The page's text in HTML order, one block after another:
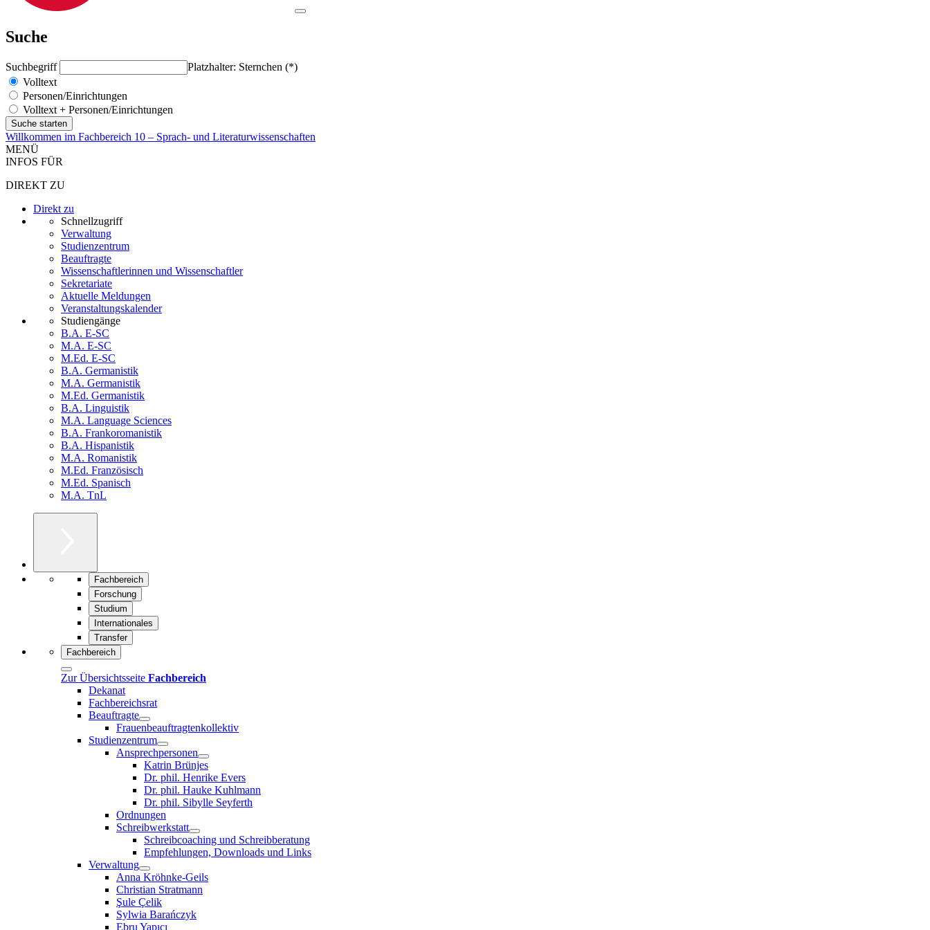
Suche
Suchbegriff
Platzhalter: Sternchen (*)
Volltext
Personen/Einrichtungen
Volltext + Personen/Einrichtungen
Willkommen im Fachbereich 10 – Sprach- und Literaturwissenschaften
MENÜ
INFOS FÜR
DIREKT ZU
Direkt zu
Schnellzugriff
Verwaltung
Studienzentrum
Beauftragte
Wissenschaftlerinnen und Wissenschaftler
Sekretariate
Aktuelle Meldungen
Veranstaltungskalender
Studiengänge
B.A. E-SC
M.A. E-SC
M.Ed. E-SC
B.A. Germanistik
M.A. Germanistik
M.Ed. Germanistik
B.A. Linguistik
M.A. Language Sciences
B.A. Frankoromanistik
B.A. Hispanistik
M.A. Romanistik
M.Ed. Französisch
M.Ed. Spanisch
M.A. TnL
Fachbereich
Forschung
Studium
Internationales
Transfer
Fachbereich
Zur Übersichtsseite Fachbereich
Dekanat
Fachbereichsrat
Beauftragte
Frauenbeauftragtenkollektiv
Studienzentrum
Ansprechpersonen
Katrin Brünjes
Dr. phil. Henrike Evers
Dr. phil. Hauke Kuhlmann
Dr. phil. Sibylle Seyferth
Ordnungen
Schreibwerkstatt
Schreibcoaching und Schreibberatung
Empfehlungen, Downloads und Links
Verwaltung
Anna Kröhnke-Geils
Christian Stratmann
Şule Çelik
Sylwia Barańczyk
Ebru Yapıcı